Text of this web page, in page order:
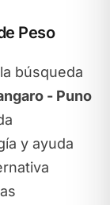
Peso
búsqueda
- Puno
y ayuda